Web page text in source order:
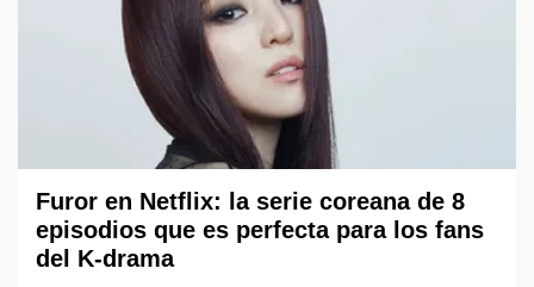
Furor en Netflix: la serie coreana de 8
episodios que es perfecta para los fans
del K-drama